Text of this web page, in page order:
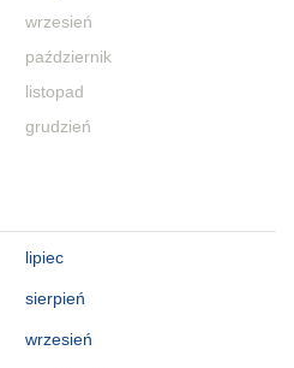
wrzesień
październik
listopad
grudzień
lipiec
sierpień
wrzesień